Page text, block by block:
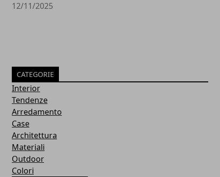
12/11/2025
CATEGORIE
Interior
Tendenze
Arredamento
Case
Architettura
Materiali
Outdoor
Colori